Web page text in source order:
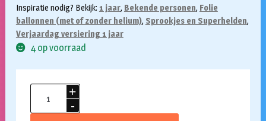
Inspiratie nodig? Bekijk: 1 jaar, Bekende personen, Folie
ballonnen (met of zonder helium), Sprookjes en Superhelden,
Verjaardag versiering 1 jaar
4 op voorraad
Folieballon
Minnie